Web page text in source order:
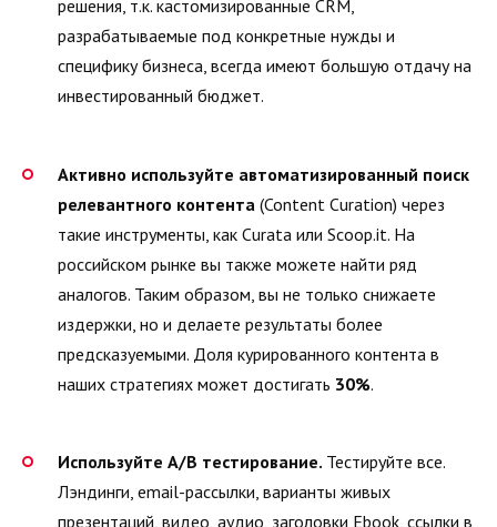
решения, т.к. кастомизированные CRM,
разрабатываемые под конкретные нужды и
специфику бизнеса, всегда имеют большую отдачу на
инвестированный бюджет.
Активно используйте автоматизированный поиск
релевантного контента (Content Curation) через
такие инструменты, как Curata или Scoop.it. На
российском рынке вы также можете найти ряд
аналогов. Таким образом, вы не только снижаете
издержки, но и делаете результаты более
предсказуемыми. Доля курированного контента в
наших стратегиях может достигать 30%.
Используйте A/B тестирование. Тестируйте все.
Лэндинги, email-рассылки, варианты живых
презентаций, видео, аудио, заголовки Ebook, ссылки в